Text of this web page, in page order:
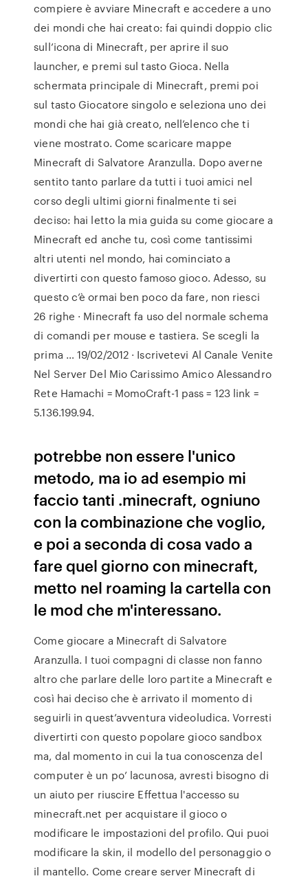
compiere è avviare Minecraft e accedere a uno
dei mondi che hai creato: fai quindi doppio clic
sull’icona di Minecraft, per aprire il suo
launcher, e premi sul tasto Gioca. Nella
schermata principale di Minecraft, premi poi
sul tasto Giocatore singolo e seleziona uno dei
mondi che hai già creato, nell’elenco che ti
viene mostrato. Come scaricare mappe
Minecraft di Salvatore Aranzulla. Dopo averne
sentito tanto parlare da tutti i tuoi amici nel
corso degli ultimi giorni finalmente ti sei
deciso: hai letto la mia guida su come giocare a
Minecraft ed anche tu, così come tantissimi
altri utenti nel mondo, hai cominciato a
divertirti con questo famoso gioco. Adesso, su
questo c’è ormai ben poco da fare, non riesci
26 righe · Minecraft fa uso del normale schema
di comandi per mouse e tastiera. Se scegli la
prima … 19/02/2012 · Iscrivetevi Al Canale Venite
Nel Server Del Mio Carissimo Amico Alessandro
Rete Hamachi = MomoCraft-1 pass = 123 link =
5.136.199.94.
potrebbe non essere l'unico
metodo, ma io ad esempio mi
faccio tanti .minecraft, ogniuno
con la combinazione che voglio,
e poi a seconda di cosa vado a
fare quel giorno con minecraft,
metto nel roaming la cartella con
le mod che m'interessano.
Come giocare a Minecraft di Salvatore
Aranzulla. I tuoi compagni di classe non fanno
altro che parlare delle loro partite a Minecraft e
così hai deciso che è arrivato il momento di
seguirli in quest’avventura videoludica. Vorresti
divertirti con questo popolare gioco sandbox
ma, dal momento in cui la tua conoscenza del
computer è un po’ lacunosa, avresti bisogno di
un aiuto per riuscire Effettua l'accesso su
minecraft.net per acquistare il gioco o
modificare le impostazioni del profilo. Qui puoi
modificare la skin, il modello del personaggio o
il mantello. Come creare server Minecraft di